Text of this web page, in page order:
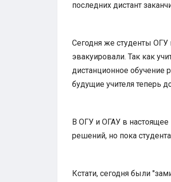
последних дистант
Сегодня же студенты
эвакуировали. Так как
дистанционное обучение
будущие учителя теперь
В ОГУ и ОГАУ в настоящее
решений, но пока
Кстати, сегодня были